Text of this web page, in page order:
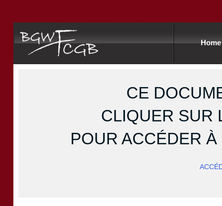
Home
CE
CLIQUER SUR
POUR ACCÉDER